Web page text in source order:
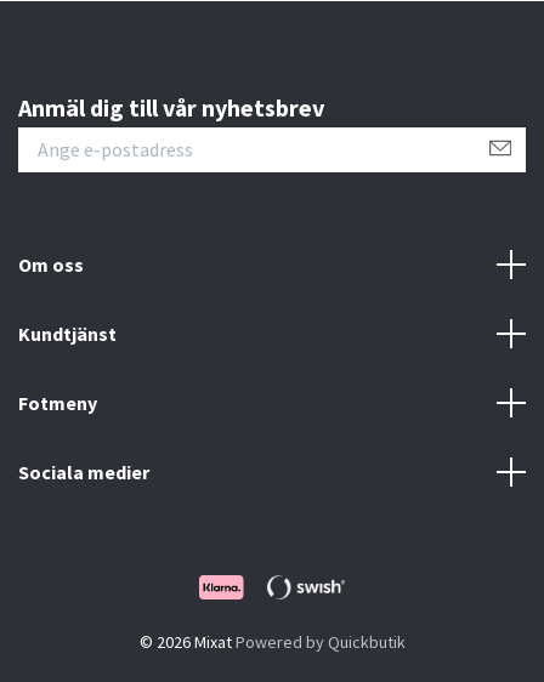
Anmäl dig till vår nyhetsbrev
Om oss
Kundtjänst
Fotmeny
Sociala medier
© 2026 MixatPowered by Quickbutik